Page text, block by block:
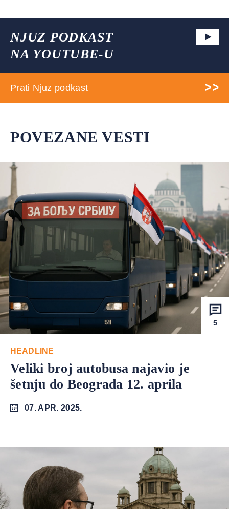
NJUZ PODKAST
NA YOUTUBE-U
Prati Njuz podkast
POVEZANE VESTI
5
HEADLINE
Veliki broj autobusa najavio je
šetnju do Beograda 12. aprila
07. APR. 2025.